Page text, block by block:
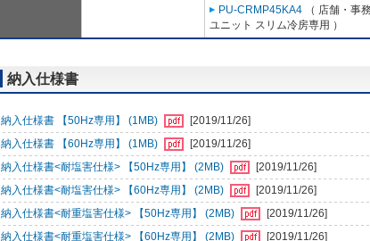
PU-CRMP45KA4 （ 店舗・事
ユニット スリム冷房専用 ）
納入仕様書
納入仕様書 【50Hz専用】 (1MB)
[2019/11/26]
納入仕様書 【60Hz専用】 (1MB)
[2019/11/26]
納入仕様書<耐塩害仕様> 【50Hz専用】 (2MB)
[2019/11/26]
納入仕様書<耐塩害仕様> 【60Hz専用】 (2MB)
[2019/11/26]
納入仕様書<耐重塩害仕様> 【50Hz専用】 (2MB)
[2019/11/26]
納入仕様書<耐重塩害仕様> 【60Hz専用】 (2MB)
[2019/11/26]